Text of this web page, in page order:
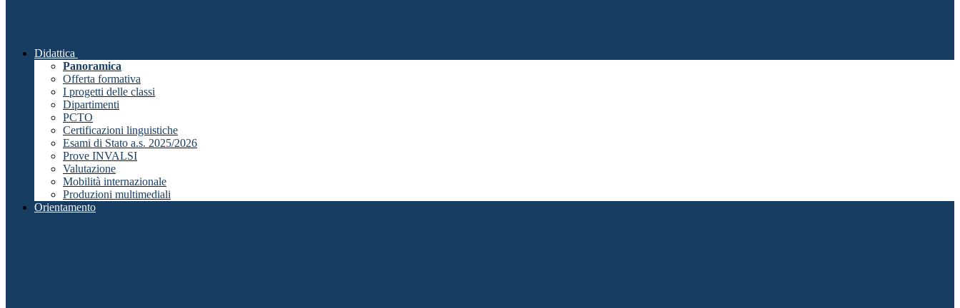
Didattica
Panoramica
Offerta formativa
I progetti delle classi
Dipartimenti
PCTO
Certificazioni linguistiche
Esami di Stato a.s. 2025/2026
Prove INVALSI
Valutazione
Mobilità internazionale
Produzioni multimediali
Orientamento